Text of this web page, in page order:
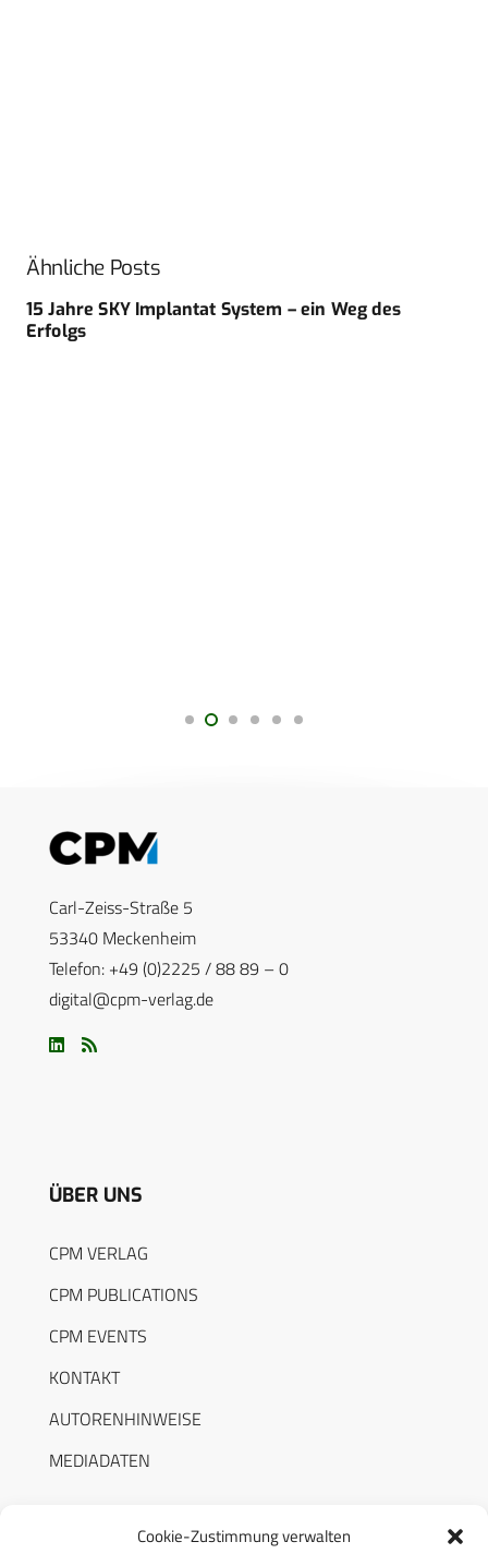
Cookie-Zustimmung verwalten
Ähnliche Posts
15 Jahre SKY Implantat System – ein Weg des
Erfolgs
Carl-Zeiss-Straße 5
53340 Meckenheim
Telefon: +49 (0)2225 / 88 89 – 0
digital@cpm-verlag.de
ÜBER UNS
CPM VERLAG
CPM PUBLICATIONS
CPM EVENTS
KONTAKT
AUTORENHINWEISE
MEDIADATEN